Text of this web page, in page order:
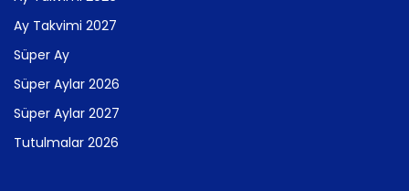
Ay Takvimi 2027
Süper Ay
Süper Aylar 2026
Süper Aylar 2027
Tutulmalar 2026